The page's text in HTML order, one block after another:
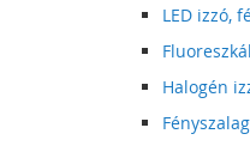
LED izzó,
Halogén
Fényszalag